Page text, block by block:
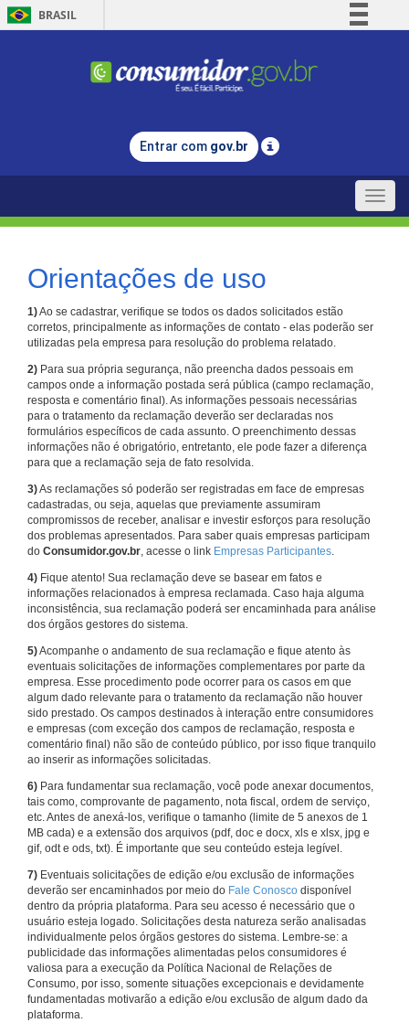
BRASIL
Comunica BR
Legislação
Entrar com gov.br
Toggle
Orientações de uso
1)Ao se cadastrar, verifique se todos os dados solicitados estão
corretos, principalmente as informações de contato - elas poderão ser
utilizadas pela empresa para resolução do problema relatado.
2) Para sua própria segurança, não preencha dados pessoais em
campos onde a informação postada será pública (campo reclamação,
resposta e comentário final). As informações pessoais necessárias
para o tratamento da reclamação deverão ser declaradas nos
formulários específicos de cada assunto. O preenchimento dessas
informações não é obrigatório, entretanto, ele pode fazer a diferença
para que a reclamação seja de fato resolvida.
3)As reclamações só poderão ser registradas em face de empresas
cadastradas, ou seja, aquelas que previamente assumiram
compromissos de receber, analisar e investir esforços para resolução
dos problemas apresentados. Para saber quais empresas participam
do Consumidor.gov.br, acesse o link Empresas Participantes.
4) Fique atento! Sua reclamação deve se basear em fatos e
informações relacionados à empresa reclamada. Caso haja alguma
inconsistência, sua reclamação poderá ser encaminhada para análise
dos órgãos gestores do sistema.
5)Acompanhe o andamento de sua reclamação e fique atento às
eventuais solicitações de informações complementares por parte da
empresa. Esse procedimento pode ocorrer para os casos em que
algum dado relevante para o tratamento da reclamação não houver
sido prestado. Os campos destinados à interação entre consumidores
e empresas (com exceção dos campos de reclamação, resposta e
comentário final) não são de conteúdo público, por isso fique tranquilo
ao inserir as informações solicitadas.
6) Para fundamentar sua reclamação, você pode anexar documentos,
tais como, comprovante de pagamento, nota fiscal, ordem de serviço,
etc. Antes de anexá-los, verifique o tamanho (limite de 5 anexos de 1
MB cada) e a extensão dos arquivos (pdf, doc e docx, xls e xlsx, jpg e
gif, odt e ods, txt). É importante que seu conteúdo esteja legível.
7) Eventuais solicitações de edição e/ou exclusão de informações
deverão ser encaminhados por meio do Fale Conosco disponível
dentro da própria plataforma. Para seu acesso é necessário que o
usuário esteja logado. Solicitações desta natureza serão analisadas
individualmente pelos órgãos gestores do sistema. Lembre-se: a
publicidade das informações alimentadas pelos consumidores é
valiosa para a execução da Política Nacional de Relações de
Consumo, por isso, somente situações excepcionais e devidamente
fundamentadas motivarão a edição e/ou exclusão de algum dado da
plataforma.